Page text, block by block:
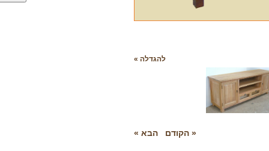
להגדלה »
« הקודם הבא »